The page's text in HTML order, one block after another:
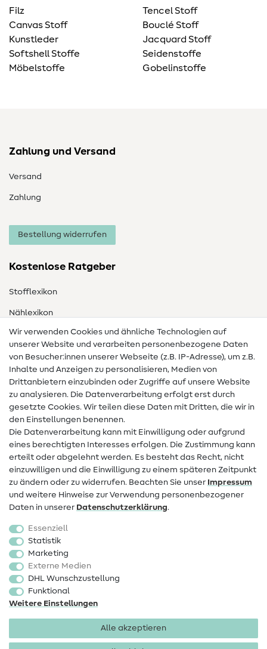
Filz
Canvas Stoff
Kunstleder
Softshell Stoffe
Möbelstoffe
Tencel Stoff
Bouclé Stoff
Jacquard Stoff
Seidenstoffe
Gobelinstoffe
Zahlung und Versand
Versand
Zahlung
Bestellung widerrufen
Kostenlose Ratgeber
Stofflexikon
Nählexikon
Nähanleitungen
Hilfe & Kontakt
Kontakt
Infos zum Betreiberwechsel
Widerrufsrecht
Beliebt
Stoffe
Sale
Schnittmuster
Wir verwenden Cookies und ähnliche Technologien auf
unserer Website und verarbeiten personenbezogene Daten
von Besucher:innen unserer Webseite (z.B. IP-Adresse), um z.B.
Inhalte und Anzeigen zu personalisieren, Medien von
Drittanbietern einzubinden oder Zugriffe auf unsere Website
zu analysieren. Die Datenverarbeitung erfolgt erst durch
gesetzte Cookies. Wir teilen diese Daten mit Dritten, die wir in
den Einstellungen benennen.
Die Datenverarbeitung kann mit Einwilligung oder aufgrund
eines berechtigten Interesses erfolgen. Die Zustimmung kann
erteilt oder abgelehnt werden. Es besteht das Recht, nicht
einzuwilligen und die Einwilligung zu einem späteren Zeitpunkt
zu ändern oder zu widerrufen. Beachten Sie unser Impressum
und weitere Hinweise zur Verwendung personenbezogener
Daten in unserer Daten­schutz­erklärung.
Essenziell
Statistik
Marketing
Externe Medien
DHL Wunschzustellung
Funktional
Weitere Einstellungen
Alle akzeptieren
Impressum Datenschutz
AGB